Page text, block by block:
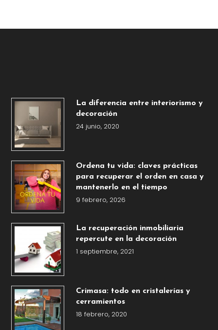
La diferencia entre interiorismo y
decoración
24 junio, 2020
Ordena tu vida: claves prácticas
para recuperar el orden en casa y
mantenerlo en el tiempo
9 febrero, 2026
La recuperación inmobiliaria
repercute en la decoración
1 septiembre, 2021
Crimasa: todo en cristalerías y
cerramientos
18 febrero, 2020